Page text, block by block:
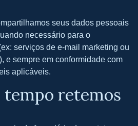
seus dados pessoais
necessário para o
serviços de e-mail marketing ou
e sempre em conformidade com
aplicáveis.
tempo retemos